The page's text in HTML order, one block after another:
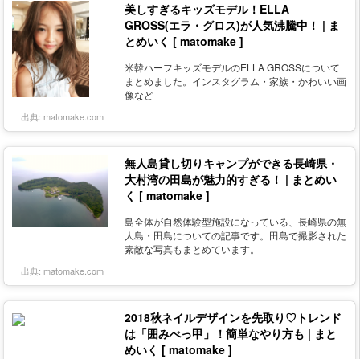
美しすぎるキッズモデル！ELLA
GROSS(エラ・グロス)が人気沸騰中！ | ま
とめいく [ matomake ]
米韓ハーフキッズモデルのELLA GROSSについて
まとめました。インスタグラム・家族・かわいい画
像など
出典: matomake.com
無人島貸し切りキャンプができる長崎県・
大村湾の田島が魅力的すぎる！ | まとめい
く [ matomake ]
島全体が自然体験型施設になっている、長崎県の無
人島・田島についての記事です。田島で撮影された
素敵な写真もまとめています。
出典: matomake.com
2018秋ネイルデザインを先取り♡トレンド
は「囲みべっ甲」！簡単なやり方も | まと
めいく [ matomake ]